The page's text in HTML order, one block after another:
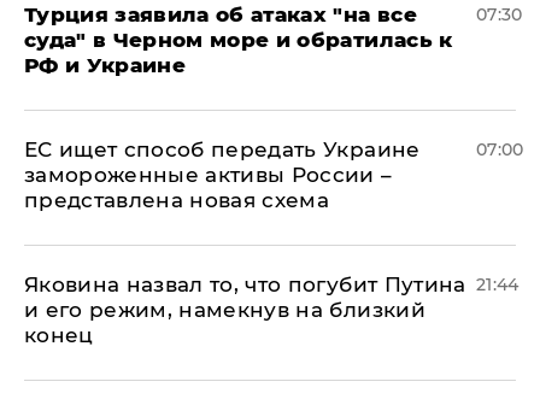
Турция заявила об атаках "на все
суда" в Черном море и обратилась к
РФ и Украине
07:30
ЕС ищет способ передать Украине
замороженные активы России –
представлена новая схема
07:00
Яковина назвал то, что погубит Путина
и его режим, намекнув на близкий
конец
21:44